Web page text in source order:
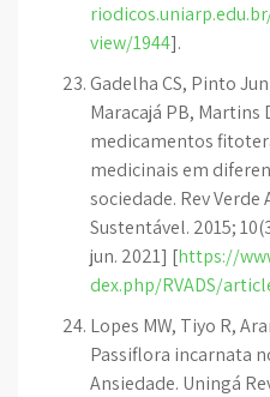
view/1944].
Gadelha CS, Pinto
Maracajá PB, Martins
medicamentos
medicinais em
sociedade. Rev Verde
Sustentável. 2015;
jun. 2021] [https://
dex.php/RVADS/
Lopes MW, Tiyo R,
Passiflora incarnata
Ansiedade. Uningá